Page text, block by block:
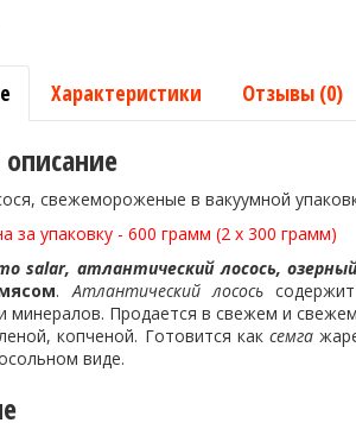
Характеристики Отзывы (0)
свежемороженые в вакуумной
за упаковку - 600 грамм (2 х 300 грамм)
salar, атлантический лосось,
.Атлантический лососьсодержит
минералов. Продается в свежем и
копченой. Готовится как семга
виде.